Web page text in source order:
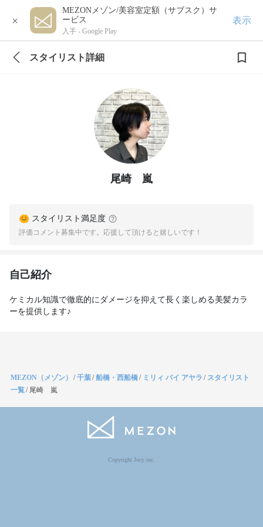
×
MEZONメゾン/美容室定額（サブスク）サ
ービス
入手 - Google Play
表示
スタイリスト詳細
尾崎 嵐
スタイリスト満足度
評価コメント募集中です。応援して頂けると嬉しいです！
自己紹介
ケミカル知識で徹底的にダメージを抑えて長く楽しめる美髪カラ
ーを提供します♪
MEZON（メゾン） /千葉/船橋・西船橋/ ミリィ バイ アヤラ / スタイリスト
一覧/ 尾崎 嵐
Copyright Jocy inc.